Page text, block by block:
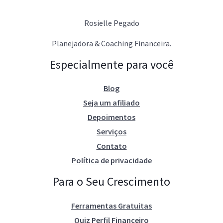
Rosielle Pegado
Planejadora & Coaching Financeira.
Especialmente para você
Blog
Seja um afiliado
Depoimentos
Serviços
Contato
Política de privacidade
Para o Seu Crescimento
Ferramentas Gratuitas
Quiz Perfil Financeiro